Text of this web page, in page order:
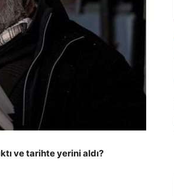
ve tarihte yerini aldı?